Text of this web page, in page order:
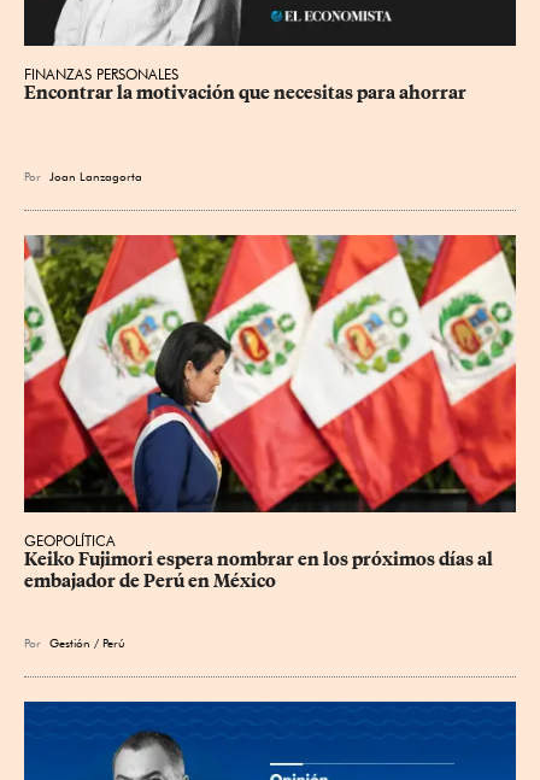
FINANZAS PERSONALES
Encontrar la motivación que necesitas para ahorrar
Por Joan Lanzagorta
GEOPOLÍTICA
Keiko Fujimori espera nombrar en los próximos días al
embajador de Perú en México
Por Gestión / Perú